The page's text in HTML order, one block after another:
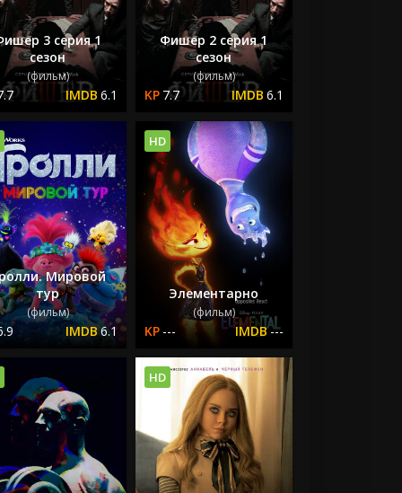
3 серия 1
сезон
(фильм)
6.1
Фишер 2 серия 1
сезон
(фильм)
7.7 6.1
Мировой
тур
(фильм)
6.1
Элементарно
(фильм)
--- ---
HD
HD